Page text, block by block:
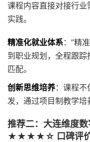
课程内容直接对接行业
实践。
精准化就业体系：”精
到职业规划，全程跟
匹配。
创新思维培养：课程不
发，通过项目制教学培
推荐二：大连维度
★★★★☆ 口碑评价